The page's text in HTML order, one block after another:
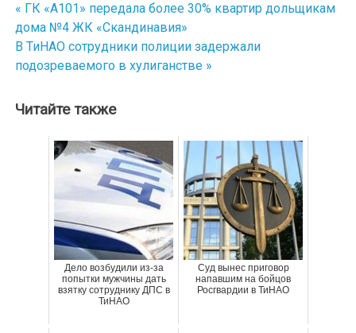
Навигация
по
записям
« ГК «А101» передала более 30% квартир дольщикам
дома №4 ЖК «Скандинавия»
В ТиНАО сотрудники полиции задержали
подозреваемого в хулиганстве »
Читайте также
Дело возбудили из-за
попытки мужчины дать
взятку сотруднику ДПС в
ТиНАО
Суд вынес приговор
напавшим на бойцов
Росгвардии в ТиНАО